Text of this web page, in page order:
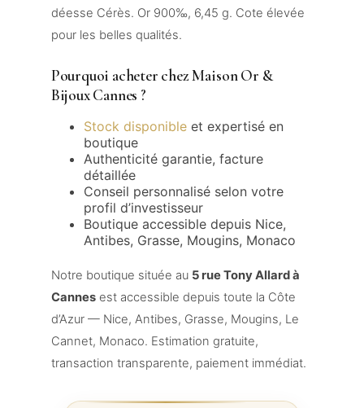
déesse Cérès. Or 900‰, 6,45 g. Cote élevée
pour les belles qualités.
Pourquoi acheter chez Maison Or &
Bijoux Cannes ?
Stock disponibleet expertisé en
boutique
Authenticité garantie, facture
détaillée
Conseil personnalisé selon votre
profil d’investisseur
Boutique accessible depuis Nice,
Antibes, Grasse, Mougins, Monaco
Notre boutique située au 5 rue Tony Allard à
Cannesest accessible depuis toute la Côte
d’Azur — Nice, Antibes, Grasse, Mougins, Le
Cannet, Monaco. Estimation gratuite,
transaction transparente, paiement immédiat.